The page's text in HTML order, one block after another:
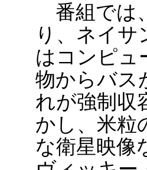
番組では
り、ネイ
はコンピュ
物からバス
れが強制収
かし、米粒
な衛星映像